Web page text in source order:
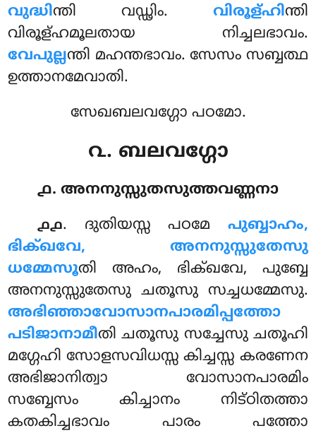
വുദ്ധിന്തി വഡ്ഢിം. വിരൂള്ഹിന്തി
വിരൂള്ഹമൂലതായ നിച്ചലഭാവം.
വേപുല്ലന്തി മഹന്തഭാവം. സേസം സബ്ബത്ഥ
ഉത്താനമേവാതി.
സേഖബലവഗ്ഗോ പഠമോ.
൨. ബലവഗ്ഗോ
൧. അനനുസ്സുതസുത്തവണ്ണനാ
൧൧. ദുതിയസ്സപഠമേ പുബ്ബാഹം,
ഭിക്ഖവേ, അനനുസ്സുതേസു
ധമ്മേസൂതി അഹം, ഭിക്ഖവേ, പുബ്ബേ
അനനുസ്സുതേസു ചതൂസു സച്ചധമ്മേസു.
അഭിഞ്ഞാവോസാനപാരമിപ്പത്തോ
പടിജാനാമീതി ചതൂസു സച്ചേസു ചതൂഹി
മഗ്ഗേഹി സോളസവിധസ്സ കിച്ചസ്സ കരണേന
അഭിജാനിത്വാ വോസാനപാരമിം
സബ്ബേസം കിച്ചാനം നിട്ഠിതത്താ
കതകിച്ചഭാവം പാരം പത്തോ